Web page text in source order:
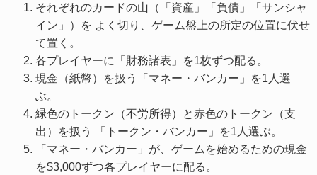
それぞれのカードの山（「資産」「負債」「サンシャ
イン」）を よく切り、ゲーム盤上の所定の位置に伏せ
て置く。
各プレイヤーに「財務諸表」を1枚ずつ配る。
現金（紙幣）を扱う「マネー・バンカー」を1人選
ぶ。
緑色のトークン（不労所得）と赤色のトークン（支
出）を扱う 「トークン・バンカー」を1人選ぶ。
「マネー・バンカー」が、ゲームを始めるための現金
を$3,000ずつ各プレイヤーに配る。